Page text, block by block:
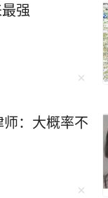
强
师：大概率不